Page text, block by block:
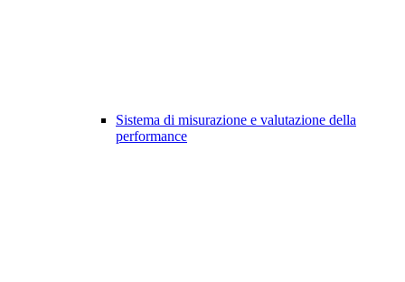
Sistema di misurazione e valutazione della
performance